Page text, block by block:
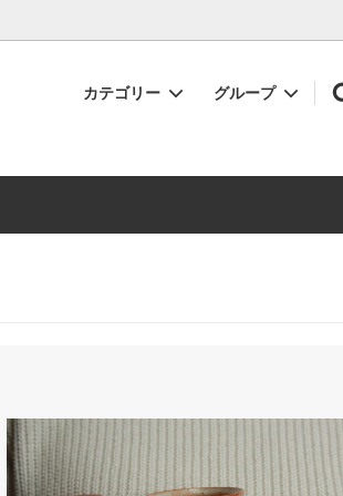
カテゴリー グループ